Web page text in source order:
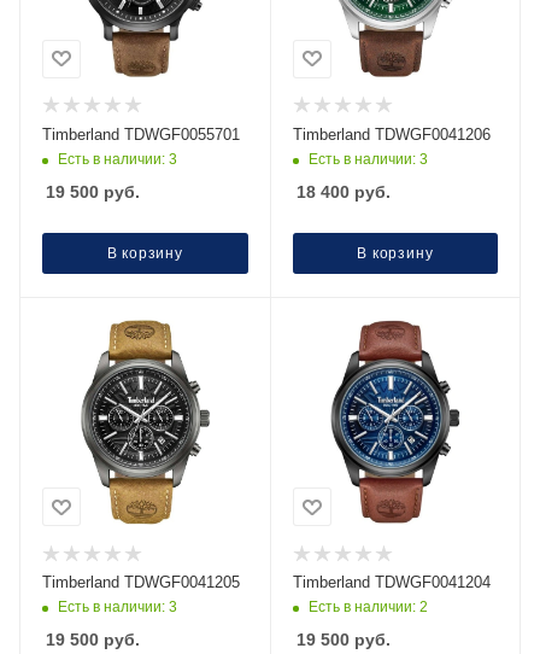
Timberland TDWGF0055701
Есть в наличии: 3
19 500 руб.
В корзину
Timberland TDWGF0041206
Есть в наличии: 3
18 400руб.
В корзину
Timberland TDWGF0041205
Есть в наличии: 3
19 500 руб.
Timberland TDWGF0041204
Есть в наличии: 2
19 500руб.